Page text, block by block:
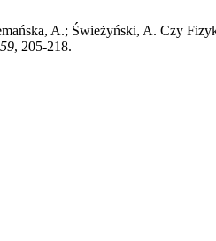
A.; Świeżyński, A. Czy
59, 205-218.